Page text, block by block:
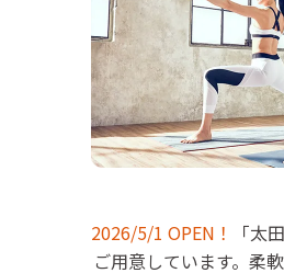
LAVA フォ
ホ
2026/5/1 OPEN！
「太
ご用意しています。柔